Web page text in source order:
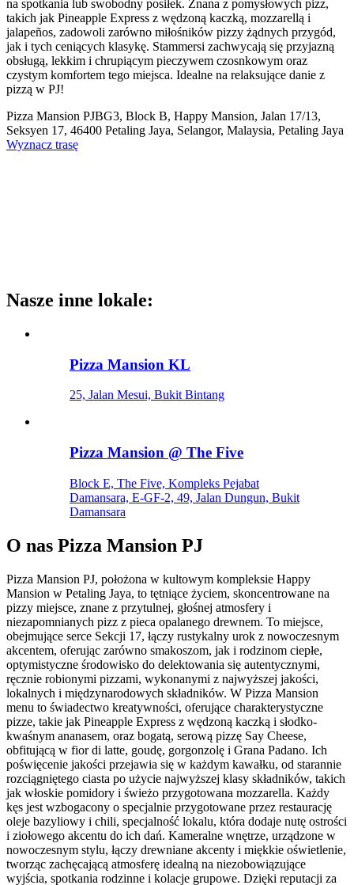
na spotkania lub swobodny posiłek. Znana z pomysłowych pizz,
takich jak Pineapple Express z wędzoną kaczką, mozzarellą i
jalapeños, zadowoli zarówno miłośników pizzy żądnych przygód,
jak i tych ceniących klasykę. Stammersi zachwycają się przyjazną
obsługą, lekkim i chrupiącym pieczywem czosnkowym oraz
czystym komfortem tego miejsca. Idealne na relaksujące danie z
pizzą w PJ!
Pizza Mansion PJBG3, Block B, Happy Mansion, Jalan 17/13,
Seksyen 17, 46400 Petaling Jaya, Selangor, Malaysia, Petaling Jaya
Wyznacz trasę
Nasze inne lokale:
Pizza Mansion KL
25, Jalan Mesui, Bukit Bintang
Pizza Mansion @ The Five
Block E, The Five, Kompleks Pejabat
Damansara, E-GF-2, 49, Jalan Dungun, Bukit
Damansara
O nas Pizza Mansion PJ
Pizza Mansion PJ, położona w kultowym kompleksie Happy
Mansion w Petaling Jaya, to tętniące życiem, skoncentrowane na
pizzy miejsce, znane z przytulnej, głośnej atmosfery i
niezapomnianych pizz z pieca opalanego drewnem. To miejsce,
obejmujące serce Sekcji 17, łączy rustykalny urok z nowoczesnym
akcentem, oferując zarówno smakoszom, jak i rodzinom ciepłe,
optymistyczne środowisko do delektowania się autentycznymi,
ręcznie robionymi pizzami, wykonanymi z najwyższej jakości,
lokalnych i międzynarodowych składników. W Pizza Mansion
menu to świadectwo kreatywności, oferujące charakterystyczne
pizze, takie jak Pineapple Express z wędzoną kaczką i słodko-
kwaśnym ananasem, oraz bogatą, serową pizzę Say Cheese,
obfitującą w fior di latte, goudę, gorgonzolę i Grana Padano. Ich
poświęcenie jakości przejawia się w każdym kawałku, od starannie
rozciągniętego ciasta po użycie najwyższej klasy składników, takich
jak włoskie pomidory i świeżo przygotowana mozzarella. Każdy
kęs jest wzbogacony o specjalnie przygotowane przez restaurację
oleje bazyliowy i chili, specjalność lokalu, która dodaje nutę ostrości
i ziołowego akcentu do ich dań. Kameralne wnętrze, urządzone w
nowoczesnym stylu, łączy drewniane akcenty i miękkie oświetlenie,
tworząc zachęcającą atmosferę idealną na niezobowiązujące
wyjścia, spotkania rodzinne i kolacje grupowe. Dzięki reputacji za